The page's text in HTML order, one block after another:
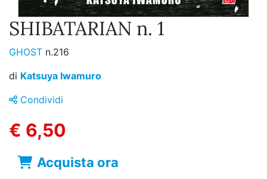
SHIBATARIAN n. 1
GHOST n.216
di Katsuya Iwamuro
Condividi
€ 6,50
Acquista ora